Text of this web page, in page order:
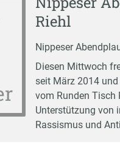
Riehl
Nippeser
Diesen Mittwoch
seit März 2014
vom Runden Tisch
Unterstützung von
Rassismus und